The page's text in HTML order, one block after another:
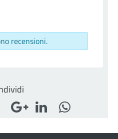
recensioni.